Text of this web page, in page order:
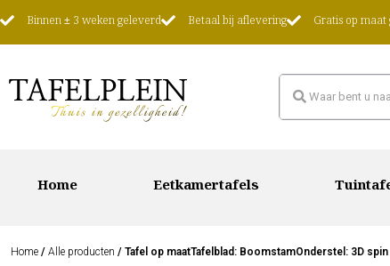
Binnen ± 3 weken geleverd Betaal bij aflevering Gratis op
Home Eetkamertafels
Home / Alle producten / Tafel op maatTafelblad: BoomstamOnderstel: 3D